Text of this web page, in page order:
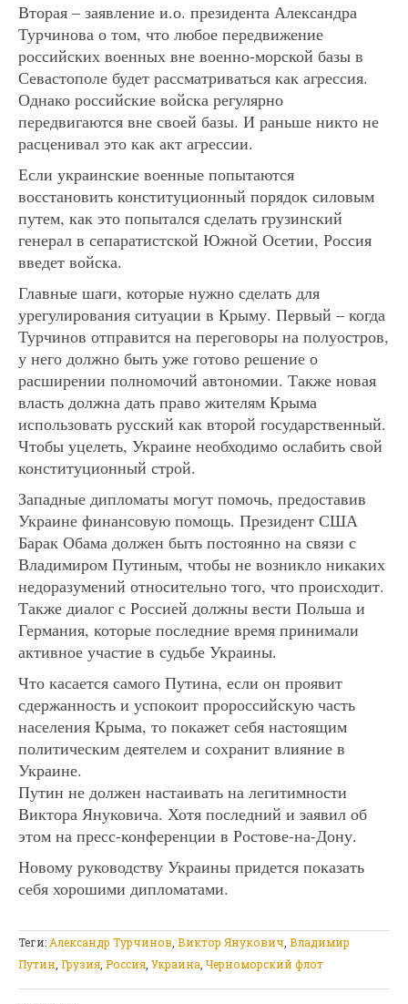
Вторая – заявление и.о. президента Александра
Турчинова о том, что любое передвижение
российских военных вне военно-морской базы в
Севастополе будет рассматриваться как агрессия.
Однако российские войска регулярно
передвигаются вне своей базы. И раньше никто не
расценивал это как акт агрессии.
Если украинские военные попытаются
восстановить конституционный порядок силовым
путем, как это попытался сделать грузинский
генерал в сепаратистской Южной Осетии, Россия
введет войска.
Главные шаги, которые нужно сделать для
урегулирования ситуации в Крыму. Первый – когда
Турчинов отправится на переговоры на полуостров,
у него должно быть уже готово решение о
расширении полномочий автономии. Также новая
власть должна дать право жителям Крыма
использовать русский как второй государственный.
Чтобы уцелеть, Украине необходимо ослабить свой
конституционный строй.
Западные дипломаты могут помочь, предоставив
Украине финансовую помощь. Президент США
Барак Обама должен быть постоянно на связи с
Владимиром Путиным, чтобы не возникло никаких
недоразумений относительно того, что происходит.
Также диалог с Россией должны вести Польша и
Германия, которые последние время принимали
активное участие в судьбе Украины.
Что касается самого Путина, если он проявит
сдержанность и успокоит пророссийскую часть
населения Крыма, то покажет себя настоящим
политическим деятелем и сохранит влияние в
Украине.
Путин не должен настаивать на легитимности
Виктора Януковича. Хотя последний и заявил об
этом на пресс-конференции в Ростове-на-Дону.
Новому руководству Украины придется показать
себя хорошими дипломатами.
Теги: Александр Турчинов Виктор Янукович Владимир
Путин Грузия Россия Украина ,Черноморский флот